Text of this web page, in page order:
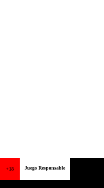
+18 Juego Responsable